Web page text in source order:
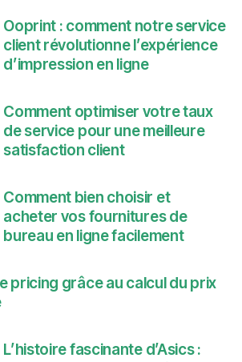
Ooprint : comment notre service
client révolutionne l’expérience
d’impression en ligne
Comment optimiser votre taux
de service pour une meilleure
satisfaction client
Comment bien choisir et
acheter vos fournitures de
bureau en ligne facilement
pricing grâce au calcul du prix
L’histoire fascinante d’Asics :